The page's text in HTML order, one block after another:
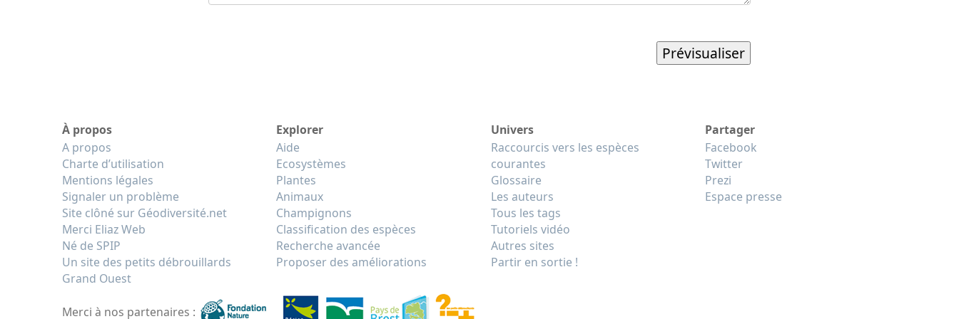
À propos
A propos
Charte d’utilisation
Mentions légales
Signaler un problème
Site clôné sur Géodiversité.net
Merci Eliaz Web
Né de SPIP
Un site des petits débrouillards
Grand Ouest
Explorer
Aide
Ecosystèmes
Plantes
Animaux
Champignons
Classification des espèces
Recherche avancée
Proposer des améliorations
Univers
Raccourcis vers les espèces
courantes
Glossaire
Les auteurs
Tous les tags
Tutoriels vidéo
Autres sites
Partir en sortie !
Partager
Facebook
Twitter
Prezi
Espace presse
Merci à nos partenaires :